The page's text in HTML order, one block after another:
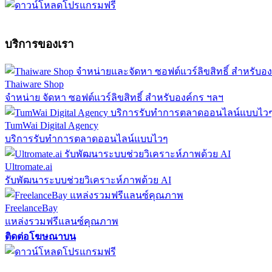
บริการของเรา
Thaiware Shop
จำหน่าย จัดหา ซอฟต์แวร์ลิขสิทธิ์ สำหรับองค์กร ฯลฯ
TumWai Digital Agency
บริการรับทำการตลาดออนไลน์แบบไวๆ
Ultromate.ai
รับพัฒนาระบบช่วยวิเคราะห์ภาพด้วย AI
FreelanceBay
แหล่งรวมฟรีแลนซ์คุณภาพ
ติดต่อโฆษณาบน